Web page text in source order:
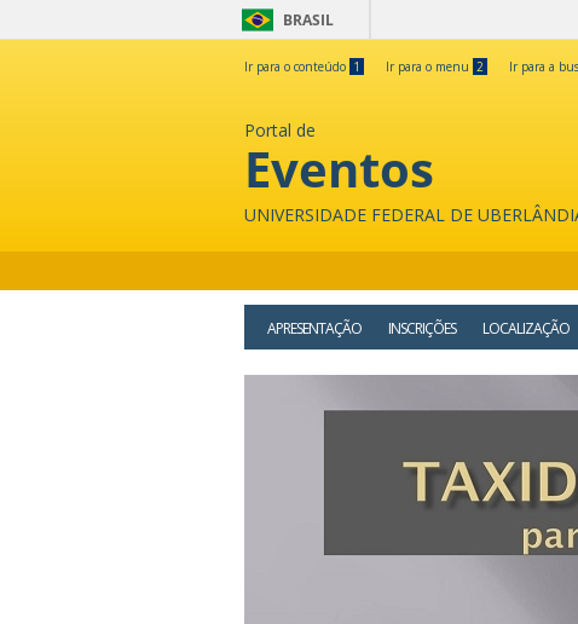
BRASIL
Ir para o conteúdo 1 Ir para o menu 2 Ir para a
Portal de
Eventos
UNIVERSIDADE FEDERAL DE
APRESENTAÇÃO INSCRIÇÕES LOCALIZAÇÃO